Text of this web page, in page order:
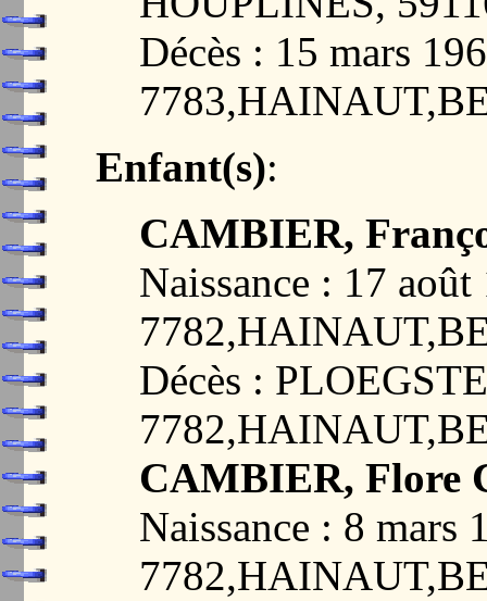
Décès : 15 mars
Enfant(s):
CAMBIER,
Naissance : 17
Décès :
CAMBIER, Flore
Naissance : 8 mars